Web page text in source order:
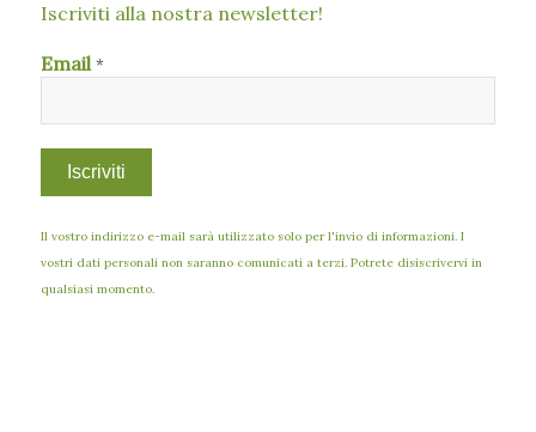
Iscriviti alla nostra newsletter!
Email*
Il vostro indirizzo e-mail sarà utilizzato solo per l'invio di informazioni. I
vostri dati personali non saranno comunicati a terzi. Potrete disiscrivervi in
qualsiasi momento.